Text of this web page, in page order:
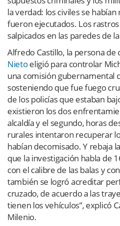
la verdad: los civiles se
fueron ejecutados. Los
salpicados en las paredes de
Alfredo Castillo, la persona de
Nietoeligió para controlar
una comisión gubernamental
sosteniendo que fue fuego
de los policías que estaban
existieron los dos
alcaldía y el segundo, horas
rurales intentaron recuperar
habían decomisado. Y rebaja
que la investigación habla de
con el calibre de las balas y
también se logró acreditar
cruzado, de acuerdo a las
tienen los vehículos”, explicó
Milenio.